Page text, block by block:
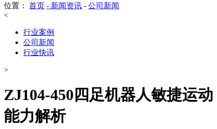
位置：
首页 - 新闻资讯 - 公司新闻
<
行业案例
公司新闻
行业快讯
>
​ZJ104-450四足机器人敏捷运动
能力解析